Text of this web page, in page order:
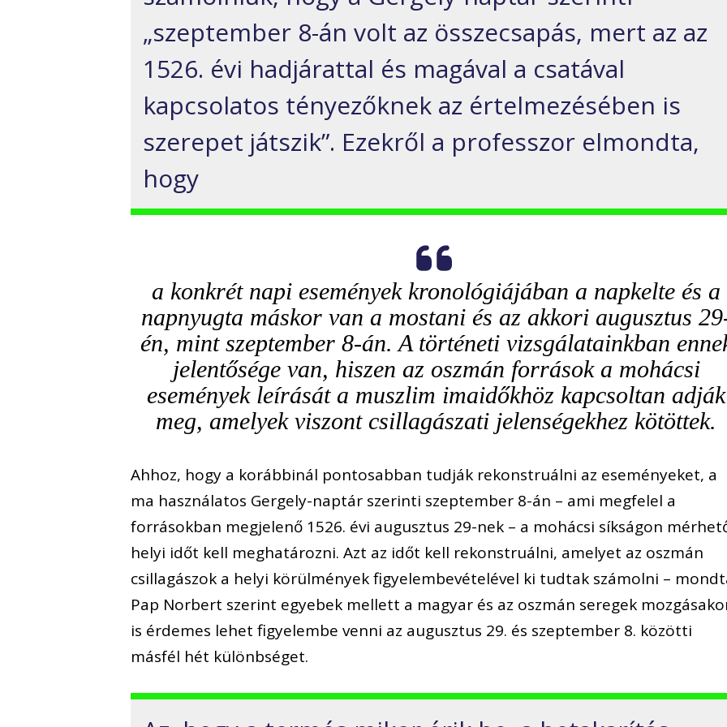
„szeptember 8-án volt az összecsapás, mert az az
1526. évi hadjárattal és magával a csatával
kapcsolatos tényezőknek az értelmezésében is
szerepet játszik”. Ezekről a professzor elmondta,
hogy
a konkrét napi események kronológiájában a napkelte és a
napnyugta máskor van a mostani és az akkori augusztus
én, mint szeptember 8-án. A történeti vizsgálatainkban
jelentősége van, hiszen az oszmán források a mohácsi
események leírását a muszlim imaidőkhöz kapcsoltan adják
meg, amelyek viszont csillagászati jelenségekhez kötöttek.
Ahhoz, hogy a korábbinál pontosabban tudják rekonstruálni az eseményeket, a
ma használatos Gergely-naptár szerinti szeptember 8-án – ami megfelel a
forrásokban megjelenő 1526. évi augusztus 29-nek – a mohácsi síkságon
helyi időt kell meghatározni. Azt az időt kell rekonstruálni, amelyet az oszmán
csillagászok a helyi körülmények figyelembevételével ki tudtak számolni –
Pap Norbert szerint egyebek mellett a magyar és az oszmán seregek
is érdemes lehet figyelembe venni az augusztus 29. és szeptember 8. közötti
másfél hét különbséget.